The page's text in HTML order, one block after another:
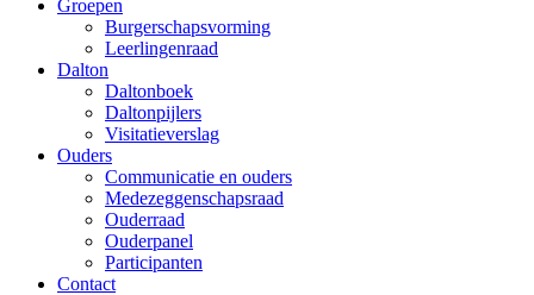
Groepen
Burgerschapsvorming
Leerlingenraad
Dalton
Daltonboek
Daltonpijlers
Visitatieverslag
Ouders
Communicatie en ouders
Medezeggenschapsraad
Ouderraad
Ouderpanel
Participanten
Contact